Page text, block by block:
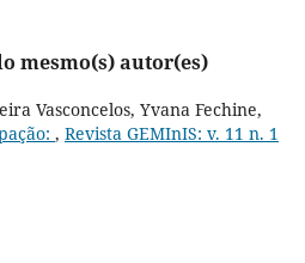
mesmo(s) autor(es)
Vasconcelos, Yvana Fechine,
, Revista GEMInIS: v. 11 n. 1